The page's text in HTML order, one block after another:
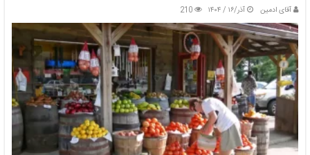
آقای ادمین آذر/۱۶ / ۱۴۰۴ 210